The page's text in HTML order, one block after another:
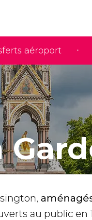
aéroport
au public en